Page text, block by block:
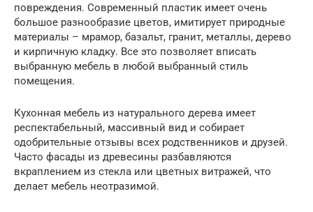
повреждения. Современный пластик имеет очень
большое разнообразие цветов, имитирует природные
материалы – мрамор, базальт, гранит, металлы, дерево
и кирпичную кладку. Все это позволяет вписать
выбранную мебель в любой выбранный стиль
помещения.
Кухонная мебель из натурального дерева имеет
респектабельный, массивный вид и собирает
одобрительные отзывы всех родственников и друзей.
Часто фасады из древесины разбавляются
вкраплением из стекла или цветных витражей, что
делает мебель неотразимой.